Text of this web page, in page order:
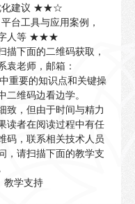
化建议 ★★☆
台工具与应用案例，
字人等 ★★★
描下面的二维码获取，
袁老师，邮箱：
重要的知识点和关键操
维码边看边学。
致，但由于时间与精力
读者在阅读过程中有任
码，联系相关技术人员
，请扫描下面的教学支
学支持